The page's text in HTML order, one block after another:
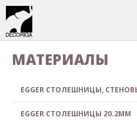
МАТЕРИАЛЫ
EGGER СТОЛЕШНИЦЫ,
EGGER СТОЛЕШНИЦЫ 20.2MM